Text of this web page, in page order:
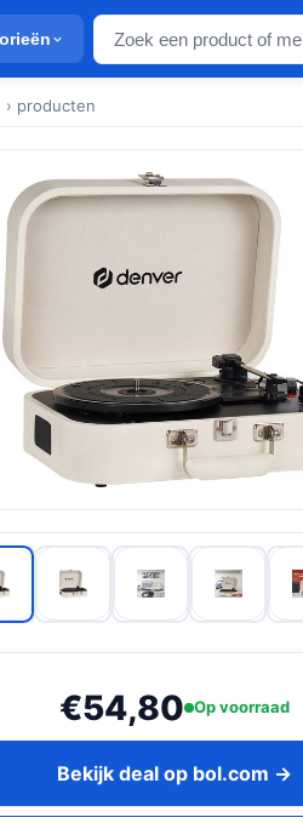
› producten
€54,80 Op voorraad
Bekijk deal op bol.com →